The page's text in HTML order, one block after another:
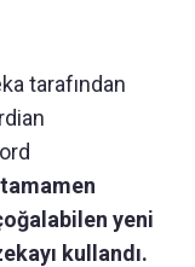
tarafından
tamamen
yeni
kullandı.